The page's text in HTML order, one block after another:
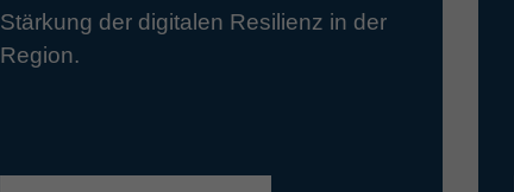
Stärkung der digitalen Resilienz in der
Region.